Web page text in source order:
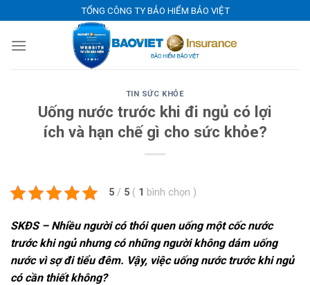
to
content
TỔNG CÔNG TY BẢO HIỂM BẢO VIỆT
TIN SỨC KHỎE
Uống nước trước khi đi ngủ có lợi
ích và hạn chế gì cho sức khỏe?
5 / 5 ( 1 bình chọn )
SKĐS – Nhiều người có thói quen uống một cốc nước
trước khi ngủ nhưng có những người không dám uống
nước vì sợ đi tiểu đêm. Vậy, việc uống nước trước khi ngủ
có cần thiết không?